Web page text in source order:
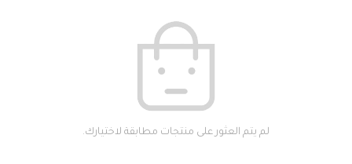
لم يتم العثور على منتجات مطابقة لاختيارك.